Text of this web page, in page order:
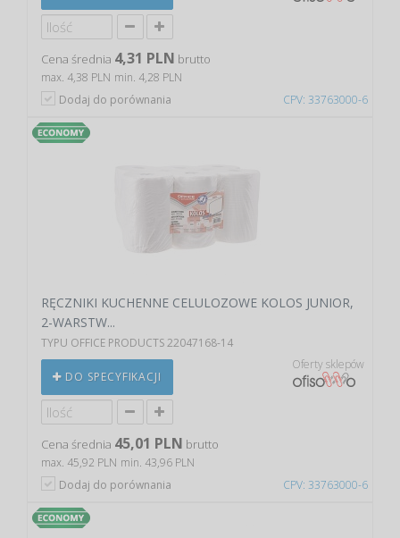
CPV: 33763000-6
Cena średnia 4,31 PLN brutto
max. 4,38 PLN min. 4,28 PLN
Dodaj do porównania
CPV: 33763000-6
RĘCZNIKI KUCHENNE CELULOZOWE KOLOS JUNIOR,
2-WARSTW...
TYPU OFFICE PRODUCTS 22047168-14
DO SPECYFIKACJI
Oferty sklepów
Cena średnia 45,01 PLN brutto
max. 45,92 PLN min. 43,96 PLN
Dodaj do porównania